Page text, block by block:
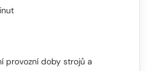
provozní doby strojů a